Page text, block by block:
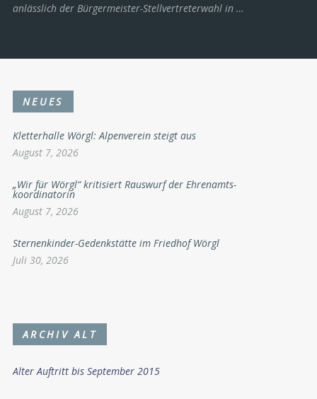
anlässlich der Bürgermeister-Stellvertreterwahl in …
NEUES
Kletterhalle Wörgl: Alpenverein steigt aus
August 7, 2026
„Wir für Wörgl“ kritisiert Rauswurf der Ehrenamts-
koordinatorin
August 7, 2026
Sternenkinder-Gedenkstätte im Friedhof Wörgl
Juli 30, 2026
ARCHIV ALT
Alter Auftritt bis September 2015